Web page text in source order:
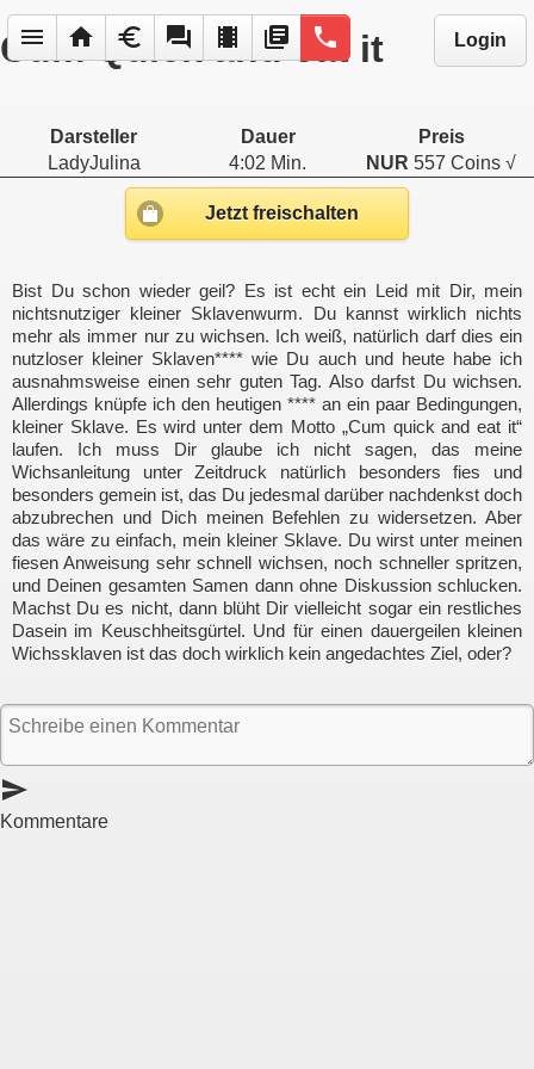
menu home euro forum local_movies library_books phone Login
Cum Quick and eat it
Darsteller Dauer
Preis
LadyJulina
4:02 Min. NUR 557 Coins √
Jetzt freischalten
Bist Du schon wieder geil? Es ist echt ein Leid mit Dir, mein
nichtsnutziger kleiner Sklavenwurm. Du kannst wirklich nichts
mehr als immer nur zu wichsen. Ich weiß, natürlich darf dies ein
nutzloser kleiner Sklaven**** wie Du auch und heute habe ich
ausnahmsweise einen sehr guten Tag. Also darfst Du wichsen.
Allerdings knüpfe ich den heutigen **** an ein paar Bedingungen,
kleiner Sklave. Es wird unter dem Motto „Cum quick and eat it“
laufen. Ich muss Dir glaube ich nicht sagen, das meine
Wichsanleitung unter Zeitdruck natürlich besonders fies und
besonders gemein ist, das Du jedesmal darüber nachdenkst doch
abzubrechen und Dich meinen Befehlen zu widersetzen. Aber
das wäre zu einfach, mein kleiner Sklave. Du wirst unter meinen
fiesen Anweisung sehr schnell wichsen, noch schneller spritzen,
und Deinen gesamten Samen dann ohne Diskussion schlucken.
Machst Du es nicht, dann blüht Dir vielleicht sogar ein restliches
Dasein im Keuschheitsgürtel. Und für einen dauergeilen kleinen
Wichssklaven ist das doch wirklich kein angedachtes Ziel, oder?
send
Kommentare